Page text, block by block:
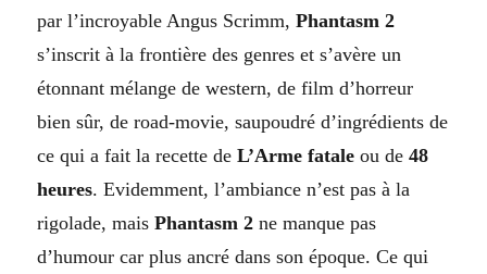
par l’incroyable Angus Scrimm,Phantasm2
s’inscrit à la frontière des genres et s’avère un
étonnant mélange de western, de film d’horreur
bien sûr, de road-movie, saupoudré d’ingrédients de
ce qui a fait la recette deL’Arme fataleou de48
heures. Evidemment, l’ambiance n’est pas à la
rigolade, maisPhantasm 2 ne manque pas
d’humour car plus ancré dans son époque. Ce qui